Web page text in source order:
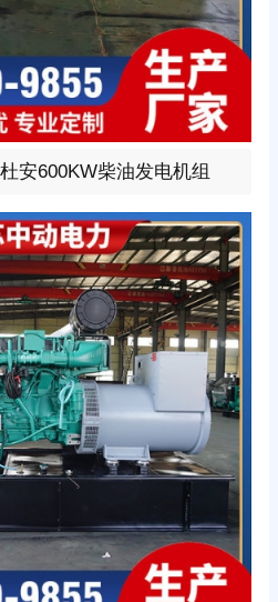
博杜安型号:6M33D633E200、
无刷发电机，全铜发电机质保
晶控制器。
安600KW柴油发电机组